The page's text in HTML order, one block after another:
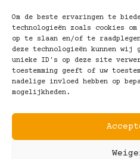
Om de beste ervaringen te
technologieën zoals cookies
op te slaan en/of te
deze technologieën kunnen wij
unieke ID's op deze site
toestemming geeft of uw
nadelige invloed hebben op
mogelijkheden.
info@kootbrillen.nl
Volg Ons!
Copyright ©
Algemene